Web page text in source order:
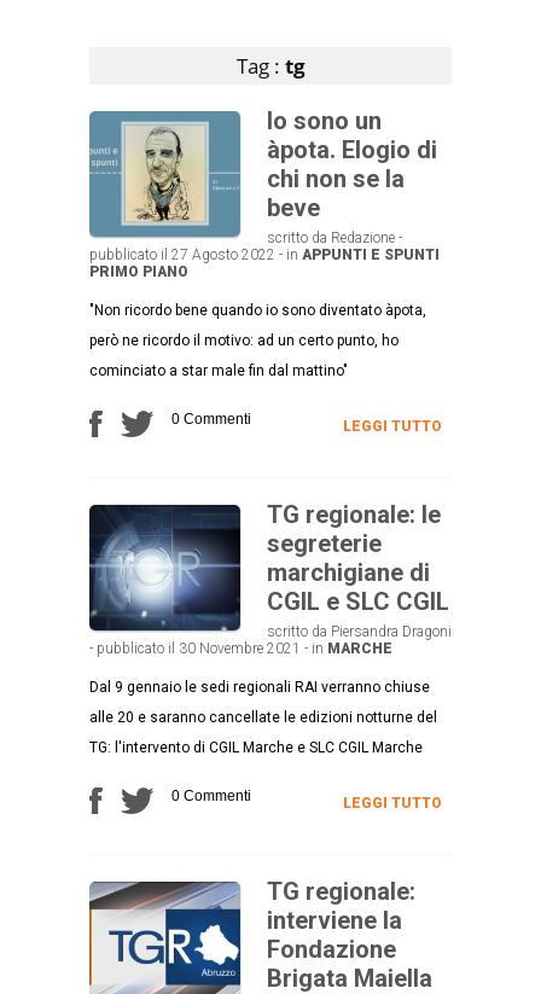
Tag : tg
Io sono un
àpota. Elogio di
chi non se la
beve
scritto da Redazione -
pubblicato il 27 Agosto 2022 - in APPUNTI E SPUNTI
PRIMO PIANO
"Non ricordo bene quando io sono diventato àpota,
però ne ricordo il motivo: ad un certo punto, ho
cominciato a star male fin dal mattino"
0 Commenti LEGGI TUTTO
TG regionale: le
segreterie
marchigiane di
CGIL e SLC CGIL
scritto da Piersandra Dragoni
- pubblicato il 30 Novembre 2021 - in MARCHE
Dal 9 gennaio le sedi regionali RAI verranno chiuse
alle 20 e saranno cancellate le edizioni notturne del
TG: l'intervento di CGIL Marche e SLC CGIL Marche
0 Commenti LEGGI TUTTO
TG regionale:
interviene la
Fondazione
Brigata Maiella